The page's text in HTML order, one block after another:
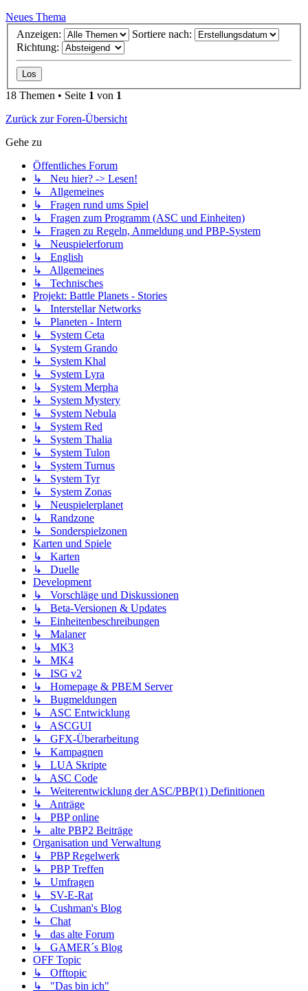
Neues Thema
Anzeigen:
Sortiere nach:
Richtung:
18 Themen • Seite 1 von 1
Zurück zur Foren-Übersicht
Gehe zu
Öffentliches Forum
↳ Neu hier? -> Lesen!
↳ Allgemeines
↳ Fragen rund ums Spiel
↳ Fragen zum Programm (ASC und Einheiten)
↳ Fragen zu Regeln, Anmeldung und PBP-System
↳ Neuspielerforum
↳ English
↳ Allgemeines
↳ Technisches
Projekt: Battle Planets - Stories
↳ Interstellar Networks
↳ Planeten - Intern
↳ System Ceta
↳ System Grando
↳ System Khal
↳ System Lyra
↳ System Merpha
↳ System Mystery
↳ System Nebula
↳ System Red
↳ System Thalia
↳ System Tulon
↳ System Turnus
↳ System Tyr
↳ System Zonas
↳ Neuspielerplanet
↳ Randzone
↳ Sonderspielzonen
Karten und Spiele
↳ Karten
↳ Duelle
Development
↳ Vorschläge und Diskussionen
↳ Beta-Versionen & Updates
↳ Einheitenbeschreibungen
↳ Malaner
↳ MK3
↳ MK4
↳ ISG v2
↳ Homepage & PBEM Server
↳ Bugmeldungen
↳ ASC Entwicklung
↳ ASCGUI
↳ GFX-Überarbeitung
↳ Kampagnen
↳ LUA Skripte
↳ ASC Code
↳ Weiterentwicklung der ASC/PBP(1) Definitionen
↳ Anträge
↳ PBP online
↳ alte PBP2 Beiträge
Organisation und Verwaltung
↳ PBP Regelwerk
↳ PBP Treffen
↳ Umfragen
↳ SV-E-Rat
↳ Cushman's Blog
↳ Chat
↳ das alte Forum
↳ GAMER´s Blog
OFF Topic
↳ Offtopic
↳ "Das bin ich"